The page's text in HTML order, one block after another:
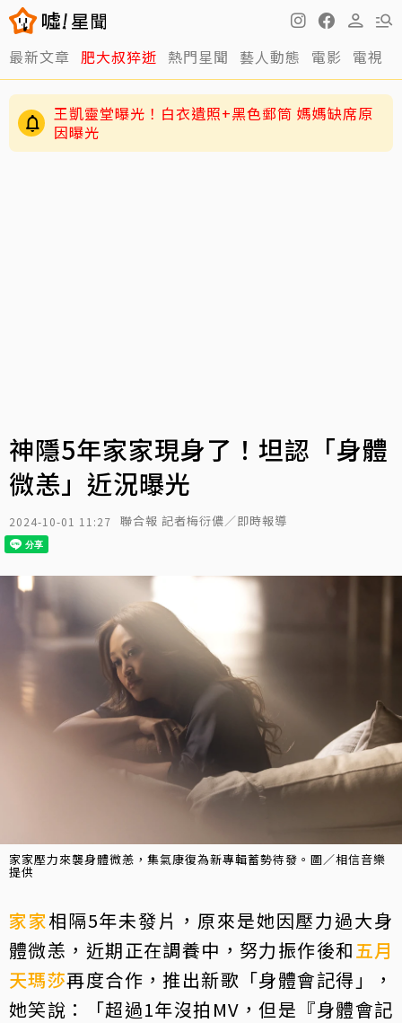
最新文章 肥大叔猝逝 熱門星聞 藝人動態 電影 電視
明金成走後第4個父親節！龍鳳胎兒吐「我沒有爸
爸」 老師暖回一句話全網鼻酸
神隱5年家家現身了！坦認「身體
微恙」近況曝光
2024-10-01 11:27 聯合報 記者梅衍儂／即時報導
家家壓力來襲身體微恙，集氣康復為新專輯蓄勢待發。圖／相信音樂
提供
家家相隔5年未發片，原來是她因壓力過大身
體微恙，近期正在調養中，努力振作後和五月
天瑪莎再度合作，推出新歌「身體會記得」，
她笑說：「超過1年沒拍MV，但是『身體會記